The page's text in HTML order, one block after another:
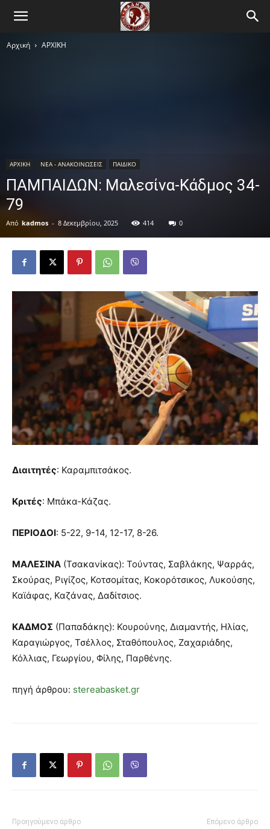
Αρχική ΑΡΧΙΚΗ
ΑΡΧΙΚΗ ΝΕΑ - ΑΝΑΚΟΙΝΩΣΕΙΣ ΠΑΙΔΙΚΟ
ΠΑΜΠΑΙΔΩΝ: Μαλεσίνα-Κάδμος 34-
79
Από kadmos - 8 Δεκεμβρίου, 2025 414 0
Διαιτητές: Καραμπιτσάκος.
Κριτές: Μπάκα-Κάζας.
ΠΕΡΙΟΔΟΙ: 5-22, 9-14, 12-17, 8-26.
ΜΑΛΕΣΙΝΑ (Τσακανίκας): Τούντας, Σαβλάκης, Ψαρράς,
Σκούρας, Ριγίζος, Κοτσομίτας, Κοκορότσικος, Λυκούσης,
Καϊάφας, Καζάνας, Δαδίτσιος.
ΚΑΔΜΟΣ (Παπαδάκης): Κουρούνης, Διαμαντής, Ηλίας,
Καραγιώργος, Τσέλλος, Σταθόπουλος, Ζαχαριάδης,
Κόλλιας, Γεωργίου, Φίλης, Παρθένης.
πηγή άρθρου: stereabasket.gr
Προηγούμενο άρθρο Επόμενο άρθρο